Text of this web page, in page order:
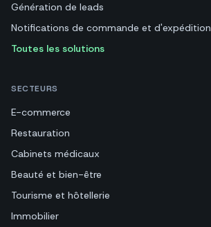
Génération de leads
Notifications de commande et d'expédition
Toutes les solutions
SECTEURS
E-commerce
Restauration
Cabinets médicaux
Beauté et bien-être
Tourisme et hôtellerie
Immobilier